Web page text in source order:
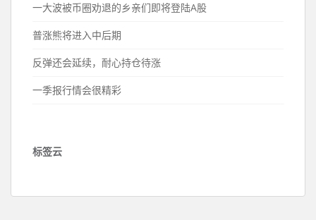
一大波被币圈劝退的乡亲们即将登陆A股
普涨熊将进入中后期
反弹还会延续，耐心持仓待涨
一季报行情会很精彩
标签云